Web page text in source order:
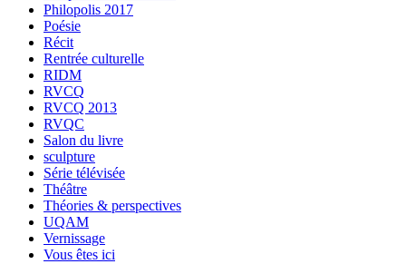
Philopolis 2017
Poésie
Récit
Rentrée culturelle
RIDM
RVCQ
RVCQ 2013
RVQC
Salon du livre
sculpture
Série télévisée
Théâtre
Théories & perspectives
UQAM
Vernissage
Vous êtes ici